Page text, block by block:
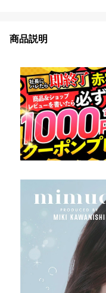
商品説明